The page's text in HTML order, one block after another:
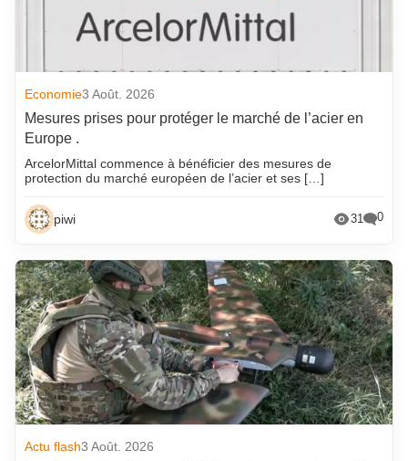
Economie3 Août. 2026
Mesures prises pour protéger le marché de l’acier en
Europe .
ArcelorMittal commence à bénéficier des mesures de
protection du marché européen de l’acier et ses […]
piwi 31 0
Actu flash3 Août. 2026